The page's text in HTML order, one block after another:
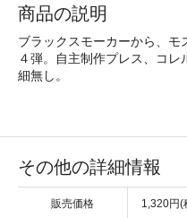
商品の説明
ブラックスモーカーから、
４弾。自主制作プレス、コ
細無し。
その他の詳細情報
販売価格 1,320円(